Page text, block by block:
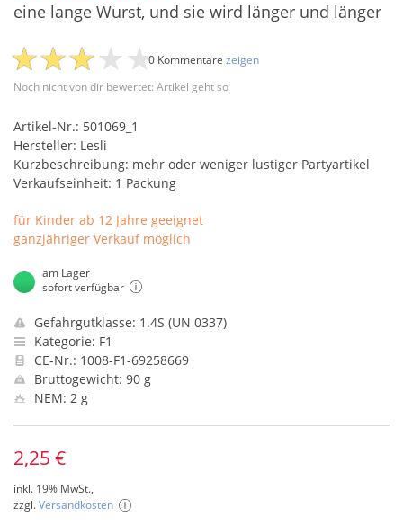
eine lange Wurst, und sie wird länger und länger
Noch nicht von dir bewertet: Artikel geht so
0 Kommentare zeigen
Artikel-Nr.: 501069_1
Hersteller: Lesli
Kurzbeschreibung: mehr oder weniger lustiger Partyartikel
Verkaufseinheit: 1 Packung
für Kinder ab 12 Jahre geeignet
ganzjähriger Verkauf möglich
am Lager
sofort verfügbar
Gefahrgutklasse: 1.4S (UN 0337)
Kategorie: F1
CE-Nr.: 1008-F1-69258669
Bruttogewicht: 90 g
NEM: 2 g
2,25 €
inkl. 19% MwSt.,
zzgl.Versandkosten